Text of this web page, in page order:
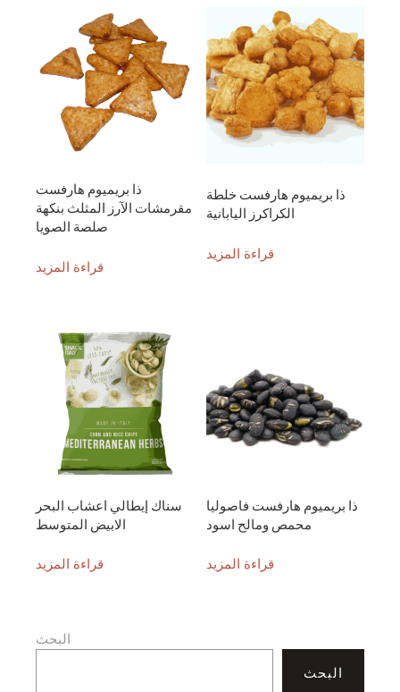
ذا بريميوم هارفست
مقرمشات الآرز المثلث بنكهة
صلصة الصويا
قراءة المزيد
ذا بريميوم هارفست خلطة
الكراكرز اليابانية
قراءة المزيد
سناك إيطالي اعشاب البحر
الابيض المتوسط
قراءة المزيد
ذا بريميوم هارفست فاصوليا
محمص ومالح اسود
قراءة المزيد
البحث
البحث